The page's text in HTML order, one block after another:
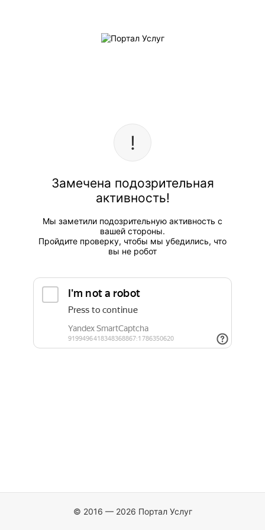
Замечена подозрительная
активность!
Мы заметили подозрительную активность с
вашей стороны.
Пройдите проверку, чтобы мы убедились, что
вы не робот
© 2016 — 2026 Портал Услуг